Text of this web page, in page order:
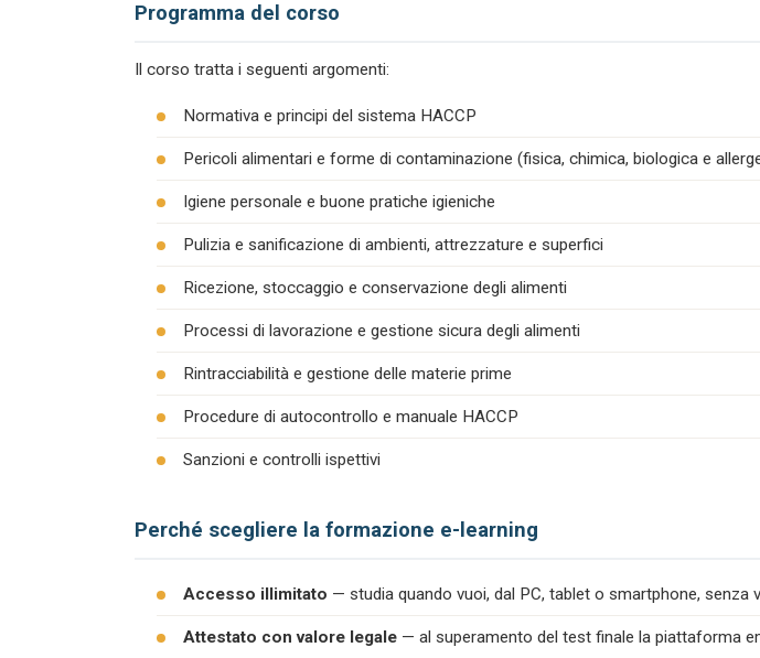
Programma del corso
Il corso tratta i seguenti argomenti:
Normativa e principi del sistema HACCP
Pericoli alimentari e forme di contaminazione (fisica, chimica, biologica e
Igiene personale e buone pratiche igieniche
Pulizia e sanificazione di ambienti, attrezzature e superfici
Ricezione, stoccaggio e conservazione degli alimenti
Processi di lavorazione e gestione sicura degli alimenti
Rintracciabilità e gestione delle materie prime
Procedure di autocontrollo e manuale HACCP
Sanzioni e controlli ispettivi
Perché scegliere la formazione e-learning
Accesso illimitato — studia quando vuoi, dal PC, tablet o smartphone, senza
Attestato con valore legale — al superamento del test finale la piattaforma